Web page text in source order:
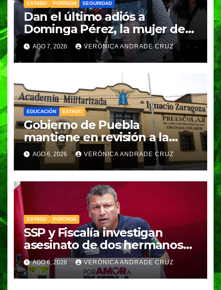
ESTADO PORTADA SEGURIDAD
Dan el último adiós a
Dominga Pérez, la mujer de
83 años asesinada durante un
asalto en Amozoc
AGO 7, 2026 VERÓNICA ANDRADE CRUZ
EDUCACIÓN ESTADO
Gobierno de Puebla
mantiene en revisión a la
Academia Militarizada para
seguir operando: Armenta
AGO 6, 2026 VERÓNICA ANDRADE CRUZ
ESTADO PORTADA
SSP y Fiscalía investigan
asesinato de dos hermanos
en Huixcolotla; refuerzan
seguridad en la Central de
Abasto
AGO 6, 2026 VERÓNICA ANDRADE CRUZ